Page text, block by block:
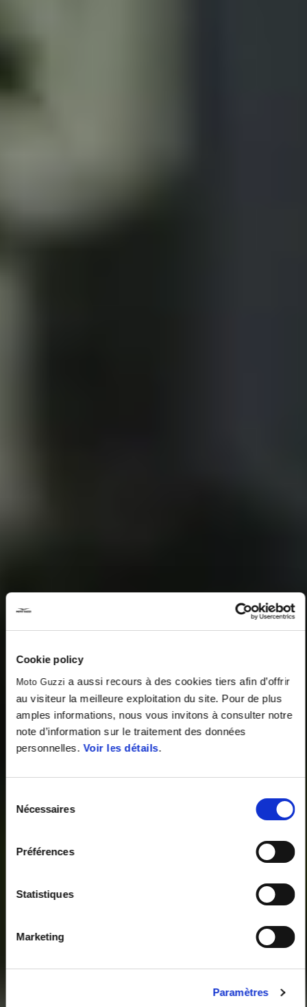
Cookie policy
Moto Guzzia aussi recours à des cookies tiers afin d’offrir
au visiteur la meilleure exploitation du site. Pour de plus
amples informations, nous vous invitons à consulter notre
note d’information sur le traitement des données
personnelles. Voir les détails.
Nécessaires
Préférences
Statistiques
Marketing
Paramètres